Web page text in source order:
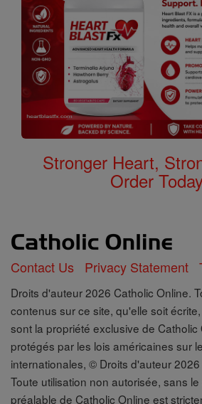
Stronger Heart,
Order
Contact Us Privacy Statement
Droits d'auteur 2026 Catholic Online.
contenus sur ce site, qu'elle soit
sont la propriété exclusive de Catholic
protégés par les lois américaines sur
internationales, © Droits d'auteur
Toute utilisation non autorisée, sans
préalable de Catholic Online est